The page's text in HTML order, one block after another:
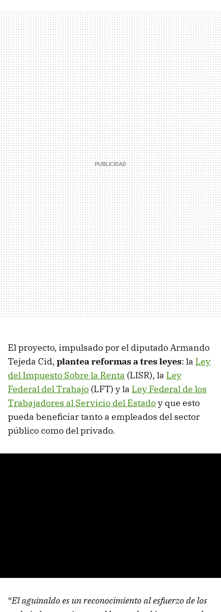
El proyecto, impulsado por el diputado Armando
Tejeda Cid, plantea reformas a tres leyes: la Ley
del Impuesto Sobre la Renta (LISR), la Ley
Federal del Trabajo (LFT) y la Ley Federal de los
Trabajadores al Servicio del Estadoy que esto
pueda beneficiar tanto a empleados del sector
público como del privado.
“El aguinaldo es un reconocimiento al esfuerzo de los